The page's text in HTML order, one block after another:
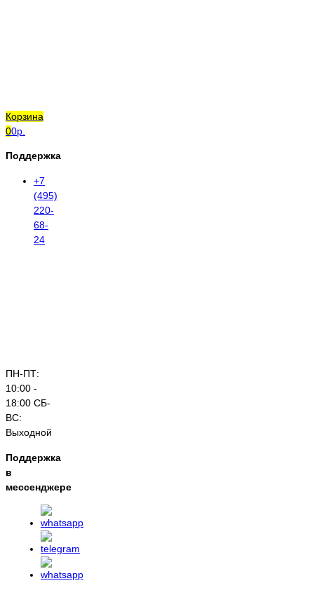
Корзина
00р.
Поддержка
+7
(495)
220-
68-
24
ПН-ПТ:
10:00 -
18:00 СБ-
ВС:
Выходной
Поддержка
в
мессенджере